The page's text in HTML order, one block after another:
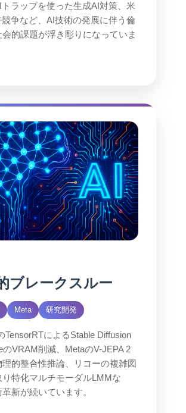
ラップを使った生成AI対策、米
争など、AI技術の発展に伴う倫
的課題が浮き彫りになっていま
ブレークスルー
Meta 研究開発
TensorRTによるStable Diffusion
のVRAM削減、MetaのV-JEPA 2
理的整合性推論、リコーの複雑図
り特化マルチモーダルLMMな
新が続いています。